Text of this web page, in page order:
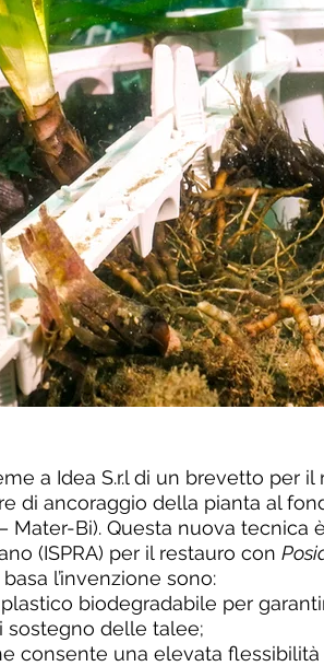
a Idea S.r.l di un brevetto per
di ancoraggio della pianta al
Mater-Bi). Questa nuova
(ISPRA) per il restauro con
l’invenzione sono:
biodegradabile per
sostegno delle talee;
consente una elevata